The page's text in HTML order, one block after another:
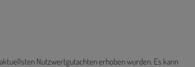
Nutzwertgutachten erhoben wurden. Es kann